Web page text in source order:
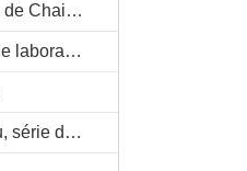
Présidence se pliante de Chair&Theatre de bureau de Trainning
Meubles d'intervalle de laboratoire/pièce
Présidence de bureau, série de montage de &Theater de salle